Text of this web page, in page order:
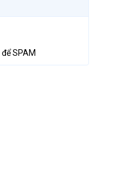
để SPAM